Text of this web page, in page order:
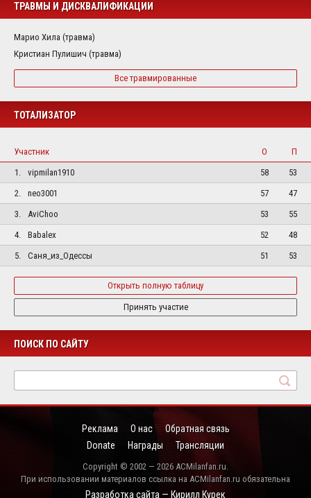
ТРАВМЫ И ДИСКВАЛИФИКАЦИИ
Марио Хила (травма)
Кристиан Пулишич (травма)
Все травмированные
ТОТАЛИЗАТОР
Участник О
П
1.
vipmilan1910 58
53
2.
neo3001 57
47
3.
AviChoo 53
55
4.
Babalex 52
48
5.
Саня_из_Одессы 51 53
Открыть полную таблицу
Принять участие
ПОИСК ПО САЙТУ
Реклама О нас
Обратная связь
Donate
Награды Трансляции
Copyright © 2002 — 2026 ACMilanfan.ru.
При использовании материалов ссылка на ACMilanfan.ru обязательна
Разработка сайта — Кирилл Курек